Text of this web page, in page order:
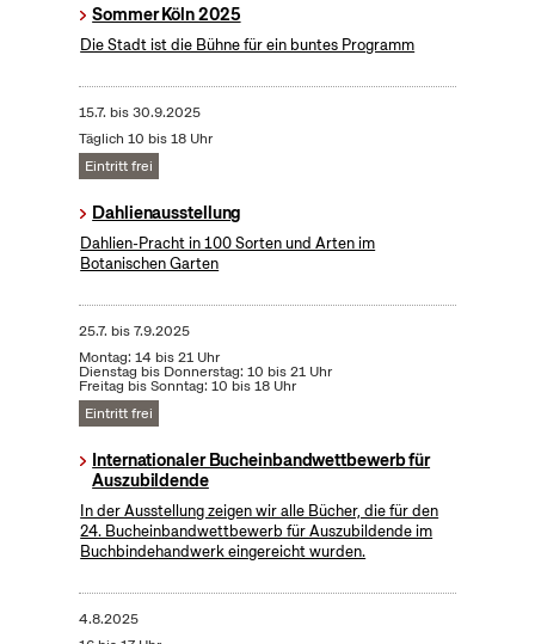
Sommer Köln 2025
Die Stadt ist die Bühne für ein buntes Programm
15.7. bis30.9.2025
Täglich 10 bis 18 Uhr
Eintritt frei
Dahlienausstellung
Dahlien-Pracht in 100 Sorten und Arten im
Botanischen Garten
25.7. bis7.9.2025
Montag: 14 bis 21 Uhr
Dienstag bis Donnerstag: 10 bis 21 Uhr
Freitag bis Sonntag: 10 bis 18 Uhr
Eintritt frei
Internationaler Bucheinbandwettbewerb für
Auszubildende
In der Ausstellung zeigen wir alle Bücher, die für den
24. Bucheinbandwettbewerb für Auszubildende im
Buchbindehandwerk eingereicht wurden.
4.8.2025